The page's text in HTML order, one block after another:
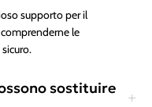
supporto per il
le
sostituire